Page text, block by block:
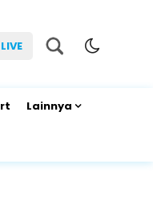
LIVE
Lainnya